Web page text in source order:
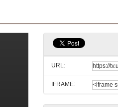
URL:
IFRAME: